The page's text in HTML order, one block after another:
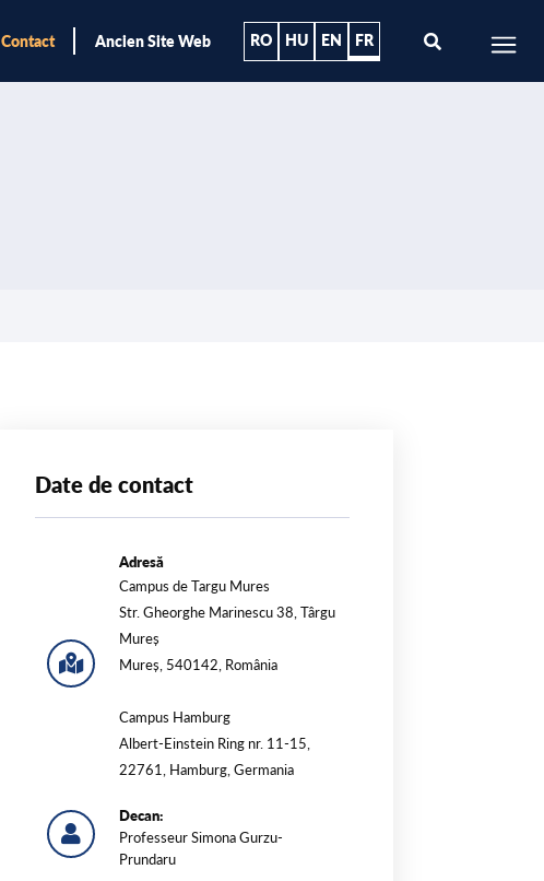
Contact Ancien Site Web RO HU EN FR
Date de contact
Adresă
Campus de Targu Mures
Str. Gheorghe Marinescu 38, Târgu
Mureș
Mureș, 540142, România
Campus Hamburg
Albert-Einstein Ring nr. 11-15,
22761, Hamburg, Germania
Decan:
Professeur Simona Gurzu-
Prundaru